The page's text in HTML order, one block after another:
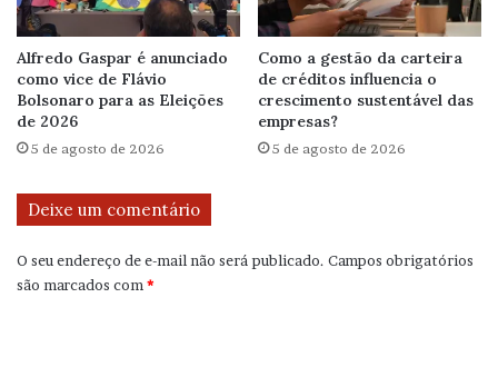
Alfredo Gaspar é anunciado
como vice de Flávio
Bolsonaro para as Eleições
de 2026
5 de agosto de 2026
Como a gestão da carteira
de créditos influencia o
crescimento sustentável das
empresas?
5 de agosto de 2026
Deixe um comentário
O seu endereço de e-mail não será publicado. Campos obrigatórios
são marcados com*